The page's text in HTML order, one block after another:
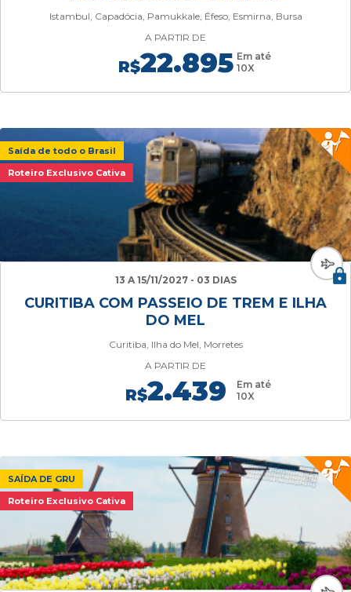
Istambul, Capadócia, Pamukkale, Éfeso, Esmirna, Bursa
A PARTIR DE
R$22.895 Em até
10X
Saída de todo o Brasil
Roteiro Exclusivo Cativa
13 A 15/11/2027 - 03 DIAS
CURITIBA COM PASSEIO DE TREM E ILHA
DO MEL
Curitiba, Ilha do Mel, Morretes
A PARTIR DE
R$2.439
Em até
10X
SAÍDA DE GRU
Roteiro Exclusivo Cativa